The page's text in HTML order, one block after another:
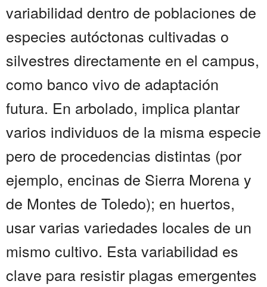
variabilidad dentro de poblaciones de
especies autóctonas cultivadas o
silvestres directamente en el campus,
como banco vivo de adaptación
futura. En arbolado, implica plantar
varios individuos de la misma especie
pero de procedencias distintas (por
ejemplo, encinas de Sierra Morena y
de Montes de Toledo); en huertos,
usar varias variedades locales de un
mismo cultivo. Esta variabilidad es
clave para resistir plagas emergentes